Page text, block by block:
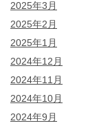
2025年3月
2025年2月
2025年1月
2024年12月
2024年11月
2024年10月
2024年9月